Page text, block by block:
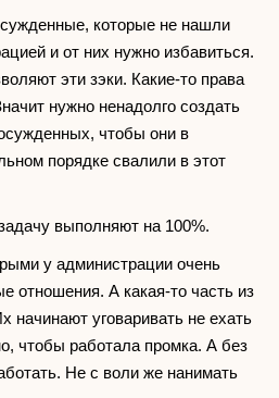
которые не нашли
и от них нужно избавиться.
эти зэки. Какие-то права
нужно ненадолго создать
чтобы они в
порядке свалили в этот
выполняют на 100%.
у администрации очень
отношения. А какая-то часть из
начинают уговаривать не ехать
чтобы работала промка. А без
Не с воли же нанимать